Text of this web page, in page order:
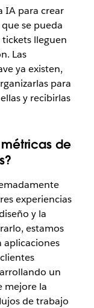
IA para crear
se pueda
lleguen
Las
ya existen,
para
y recibirlas
de
experiencias
y la
estamos
aplicaciones
un
mejore la
de trabajo